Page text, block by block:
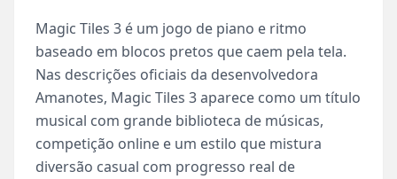
Magic Tiles 3 é um jogo de piano e ritmo
baseado em blocos pretos que caem pela tela.
Nas descrições oficiais da desenvolvedora
Amanotes, Magic Tiles 3 aparece como um título
musical com grande biblioteca de músicas,
competição online e um estilo que mistura
diversão casual com progresso real de